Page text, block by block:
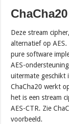
ChaCha20
Deze stream
alternatief op
pure software
AES-
uitermate geschikt
ChaCha20 werkt
het is een stream
AES-CTR. Zie
voorbeeld.